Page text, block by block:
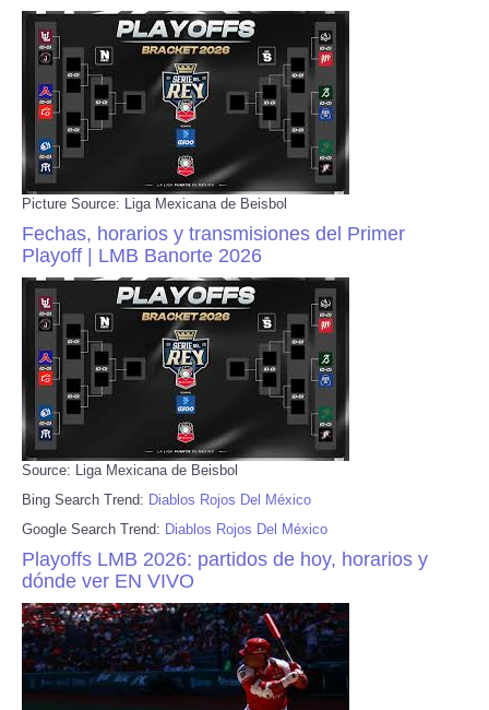
Picture Source: Liga Mexicana de Beisbol
Fechas, horarios y transmisiones del Primer
Playoff | LMB Banorte 2026
Source: Liga Mexicana de Beisbol
Bing Search Trend: Diablos Rojos Del México
Google Search Trend: Diablos Rojos Del México
Playoffs LMB 2026: partidos de hoy, horarios y
dónde ver EN VIVO